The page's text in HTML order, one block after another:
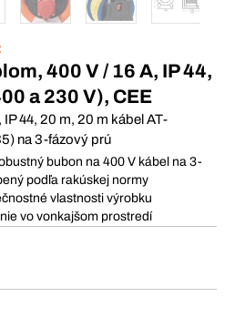
400 V / 16 A, IP 44,
a 230 V), CEE
44, 20 m, 20 m kábel AT-
na 3-fázový prú
bubon na 400 V kábel na 3-
podľa rakúskej normy
vlastnosti výrobku
vo vonkajšom prostredí